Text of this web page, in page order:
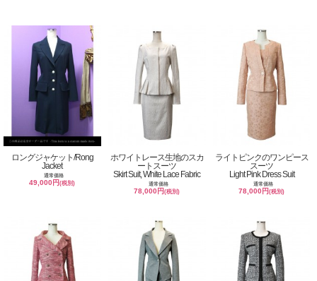
ロングジャケット/Rong
Jacket
通常価格
49,000円(税別)
ホワイトレース生地のスカ
ートスーツ
Skirt Suit, White Lace Fabric
通常価格
78,000円(税別)
ライトピンクのワンピース
スーツ
Light Pink Dress Suit
通常価格
78,000円(税別)